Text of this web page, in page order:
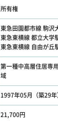
所有権
東急田園都市線 駒沢
東急東横線 都立大学
東急東横線 自由が丘
第一種中高層住居専
域
1997年05月（築29年
21,700円